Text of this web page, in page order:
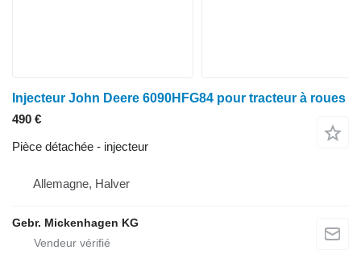
Injecteur John Deere 6090HFG84 pour tracteur à roues
490 €
Pièce détachée - injecteur
Allemagne, Halver
Gebr. Mickenhagen KG